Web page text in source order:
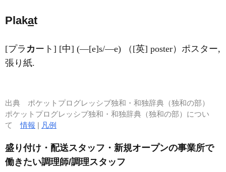
Plakat
[プラ カート] [中] (―[e]s/―e) （[英] poster）ポスター,
張り紙.
出典 ポケットプログレッシブ独和・和独辞典（独和の部）
ポケットプログレッシブ独和・和独辞典（独和の部）につい
て情報 | 凡例
盛り付け・配送スタッフ・新規オープンの事業所で
働きたい調理師/調理スタッフ